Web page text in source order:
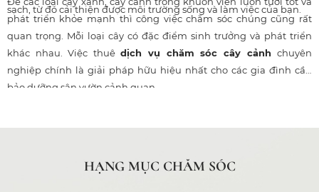
sạch, từ đó cải thiện được môi trường sống và làm việc của bạn.
phát triển khỏe mạnh thì công việc chăm sóc chúng cũng rất
quan trọng. Mỗi loại cây có đặc điểm sinh trưởng và phát triển
khác nhau. Việc thuê dịch vụ chăm sóc cây cảnh chuyên
nghiệp chính là giải pháp hữu hiệu nhất cho các gia đình cần
bảo dưỡng sân vườn cảnh quan.
HẠNG MỤC CHĂM SÓC